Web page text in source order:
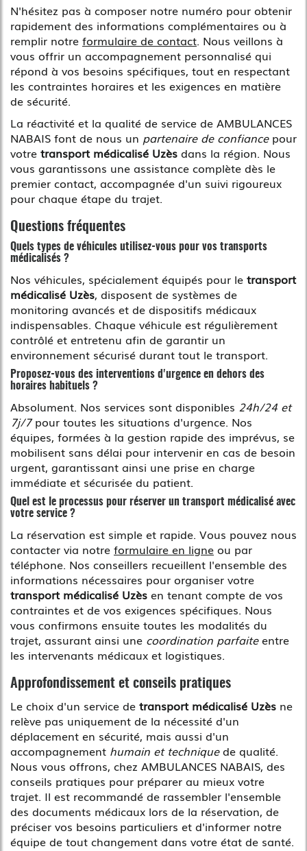
N'hésitez pas à composer notre numéro pour obtenir
rapidement des informations complémentaires ou à
remplir notre formulaire de contact. Nous veillons à
vous offrir un accompagnement personnalisé qui
répond à vos besoins spécifiques, tout en respectant
les contraintes horaires et les exigences en matière
de sécurité.
La réactivité et la qualité de service de AMBULANCES
NABAIS font de nous un partenaire de confiancepour
votre transport médicalisé Uzès dans la région. Nous
vous garantissons une assistance complète dès le
premier contact, accompagnée d'un suivi rigoureux
pour chaque étape du trajet.
Questions fréquentes
Quels types de véhicules utilisez-vous pour vos transports
médicalisés ?
Nos véhicules, spécialement équipés pour le transport
médicalisé Uzès, disposent de systèmes de
monitoring avancés et de dispositifs médicaux
indispensables. Chaque véhicule est régulièrement
contrôlé et entretenu afin de garantir un
environnement sécurisé durant tout le transport.
Proposez-vous des interventions d'urgence en dehors des
horaires habituels ?
Absolument. Nos services sont disponibles 24h/24 et
7j/7pour toutes les situations d'urgence. Nos
équipes, formées à la gestion rapide des imprévus, se
mobilisent sans délai pour intervenir en cas de besoin
urgent, garantissant ainsi une prise en charge
immédiate et sécurisée du patient.
Quel est le processus pour réserver un transport médicalisé avec
votre service ?
La réservation est simple et rapide. Vous pouvez nous
contacter via notre formulaire en ligne ou par
téléphone. Nos conseillers recueillent l'ensemble des
informations nécessaires pour organiser votre
transport médicalisé Uzès en tenant compte de vos
contraintes et de vos exigences spécifiques. Nous
vous confirmons ensuite toutes les modalités du
trajet, assurant ainsi une coordination parfaiteentre
les intervenants médicaux et logistiques.
Approfondissement et conseils pratiques
Le choix d'un service de transport médicalisé Uzès ne
relève pas uniquement de la nécessité d'un
déplacement en sécurité, mais aussi d'un
accompagnement humain et techniquede qualité.
Nous vous offrons, chez AMBULANCES NABAIS, des
conseils pratiques pour préparer au mieux votre
trajet. Il est recommandé de rassembler l'ensemble
des documents médicaux lors de la réservation, de
préciser vos besoins particuliers et d'informer notre
équipe de tout changement dans votre état de santé.